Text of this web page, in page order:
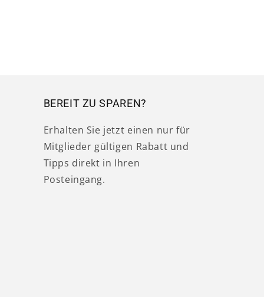
BEREIT ZU SPAREN?
Erhalten Sie jetzt einen nur für
Mitglieder gültigen Rabatt und
Tipps direkt in Ihren
Posteingang.